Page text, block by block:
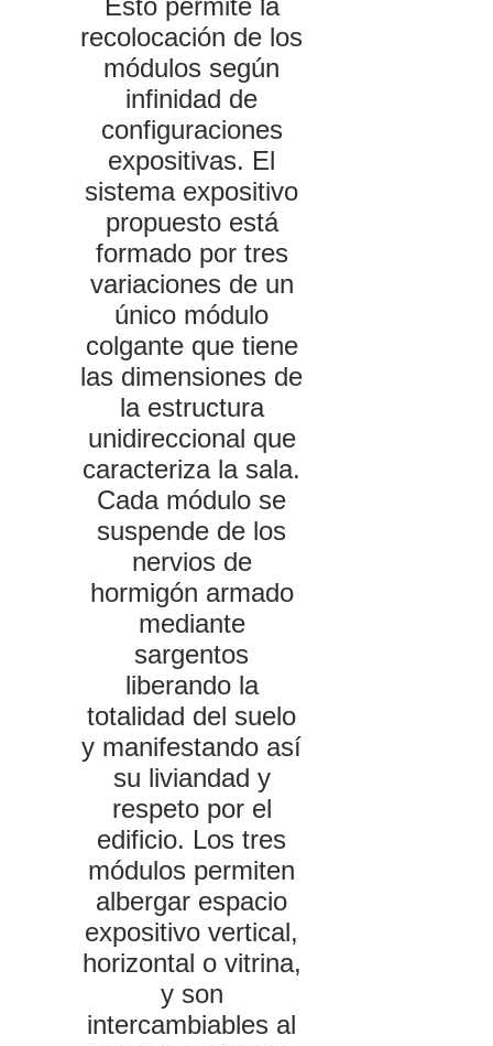
recolocación de los
módulos según
infinidad de
configuraciones
expositivas. El
sistema expositivo
propuesto está
formado por tres
variaciones de un
único módulo
colgante que tiene
las dimensiones de
la estructura
unidireccional que
caracteriza la sala.
Cada módulo se
suspende de los
nervios de
hormigón armado
mediante
sargentos
liberando la
totalidad del suelo
y manifestando así
su liviandad y
respeto por el
edificio. Los tres
módulos permiten
albergar espacio
expositivo vertical,
horizontal o vitrina,
y son
intercambiables al